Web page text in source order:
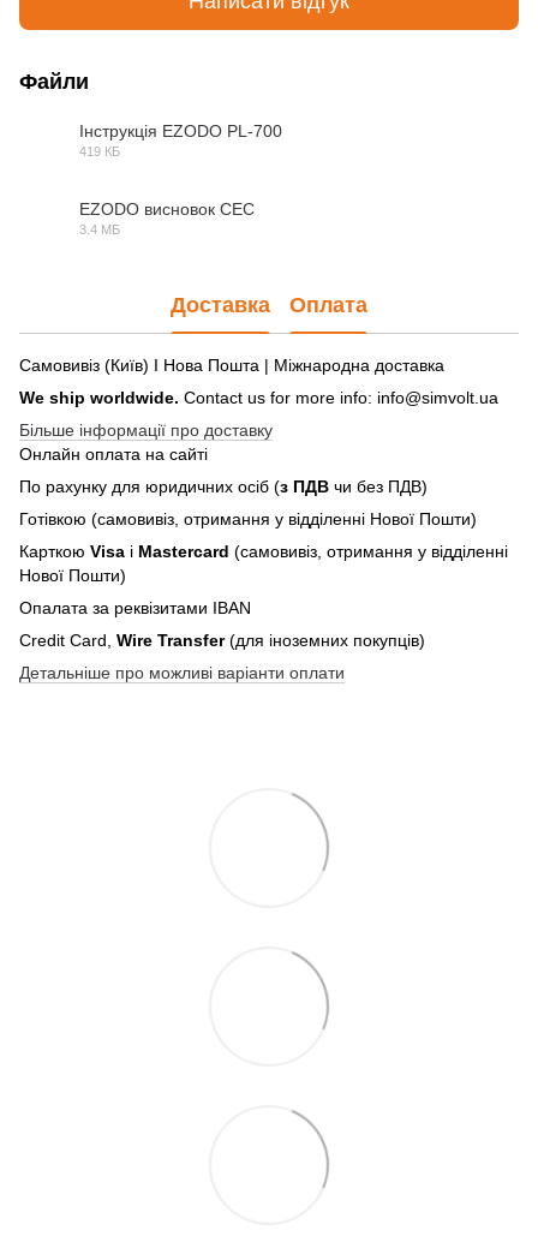
Файли
Інструкція EZODO PL-700
419 КБ
EZODO висновок СЕС
3.4 МБ
Доставка Оплата
Самовивіз (Київ) І Нова Пошта | Міжнародна доставка
We ship worldwide. Contact us for more info: info@simvolt.ua
Більше інформації про доставку
Онлайн оплата на сайті
По рахунку для юридичних осіб (з ПДВ чи без ПДВ)
Готівкою (самовивіз, отримання у відділенні Нової Пошти)
Карткою Visa і Mastercard (самовивіз, отримання у відділенні
Нової Пошти)
Опалата за реквізитами IBAN
Credit Card, Wire Transfer(для іноземних покупців)
Детальніше про можливі варіанти оплати